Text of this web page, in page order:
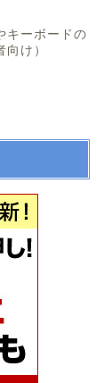
キーボードの
け）